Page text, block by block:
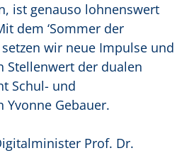
ist genauso lohnenswert
dem ‘Sommer der
wir neue Impulse und
Stellenwert der dualen
Schul- und
Gebauer.
Prof. Dr.